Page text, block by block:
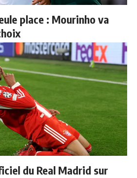
place : Mourinho va
du Real Madrid sur